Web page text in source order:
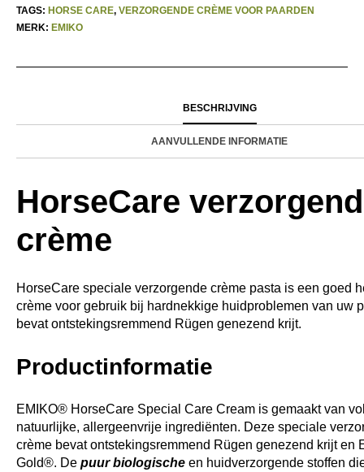
TAGS: HORSE CARE, VERZORGENDE CRÈME VOOR PAARDEN
MERK: EMIKO
BESCHRIJVING
AANVULLENDE INFORMATIE
HorseCare
crème
HorseCare speciale verzorgende crème pasta is een goed
crème voor gebruik bij hardnekkige huidproblemen van uw
bevat ontstekingsremmend Rügen genezend krijt.
Productinformatie
EMIKO® HorseCare Special Care Cream is gemaakt van
natuurlijke, allergeenvrije ingrediënten. Deze speciale
crème bevat ontstekingsremmend Rügen genezend krijt en
Gold®. De puur biologische en huidverzorgende stoffen